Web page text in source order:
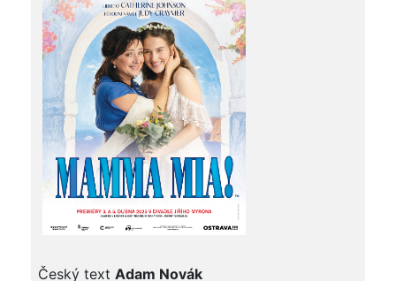
Český text Adam Novák